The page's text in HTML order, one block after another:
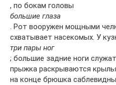
, по бокам головы
большие глаза
. Рот вооружен мощными
схватывает насекомых. У
три пары ног
; большие задние ноги
прыжка раскрываются
на конце брюшка